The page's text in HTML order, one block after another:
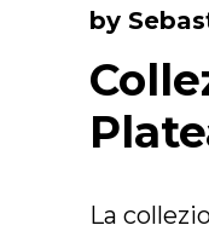
Accessori
Carta da parati
by
La